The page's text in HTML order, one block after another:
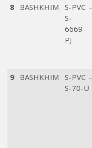
8 BASHKHIM
S-PVC -
S-
6669-
PJ
9
BASHKHIM
S-PVC -
S-70-U